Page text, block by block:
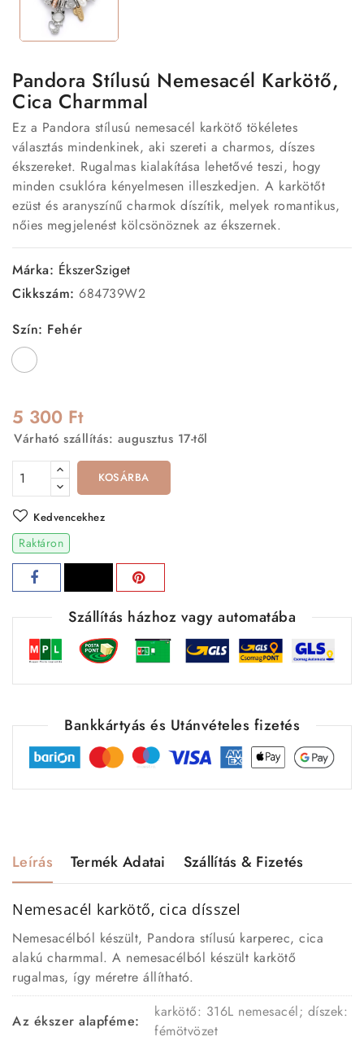
Pandora Stílusú Nemesacél Karkötő,
Cica Charmmal
Ez a Pandora stílusú nemesacél karkötő tökéletes
választás mindenkinek, aki szereti a charmos, díszes
ékszereket. Rugalmas kialakítása lehetővé teszi, hogy
minden csuklóra kényelmesen illeszkedjen. A karkötőt
ezüst és aranyszínű charmok díszítik, melyek romantikus,
nőies megjelenést kölcsönöznek az ékszernek.
Márka: ÉkszerSziget
Cikkszám: 684739W2
Szín: Fehér
Fehér
5 300 Ft
Várható szállítás: augusztus 17-től
KOSÁRBA
Kedvencekhez
Raktáron
Szállítás házhoz vagy automatába
Bankkártyás és Utánvételes fizetés
Leírás Termék Adatai Szállítás & Fizetés
Nemesacél karkötő, cica dísszel
Nemesacélból készült, Pandora stílusú karperec, cica
alakú charmmal. A nemesacélból készült karkötő
rugalmas, így méretre állítható.
Az ékszer alapféme:
karkötő: 316L nemesacél; díszek:
fémötvözet